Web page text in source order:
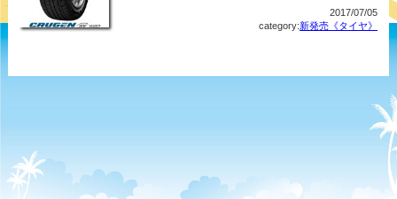
2017/07/05
category:新発売《タイヤ》